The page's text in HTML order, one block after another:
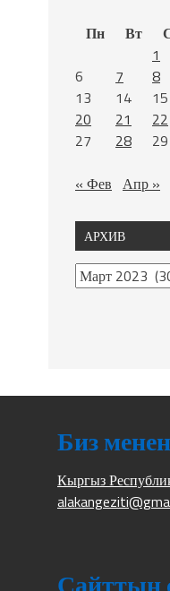
Пн
Вт
1
6
7 8
13
14 15
20
21 22
27
28 29
« Фев Апр »
АРХИВ
Биз
Кыргыз